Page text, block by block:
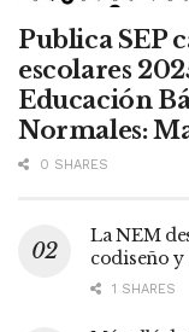
Publica SEP
escolares
Educación
Normales:
0 SHARES
La NEM
codiseño
1 SHARES